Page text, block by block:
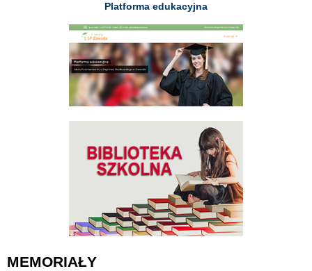
Platforma edukacyjna
MEMORIAŁY